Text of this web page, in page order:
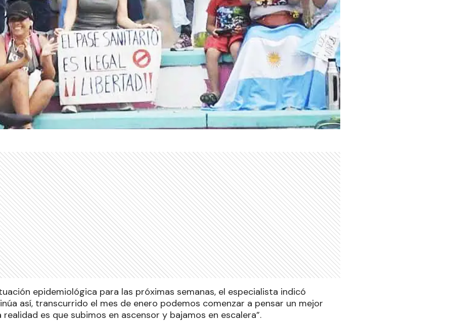
epidemiológica para las próximas semanas, el especialista indicó
así, transcurrido el mes de enero podemos comenzar a pensar un mejor
es que subimos en ascensor y bajamos en escalera”.